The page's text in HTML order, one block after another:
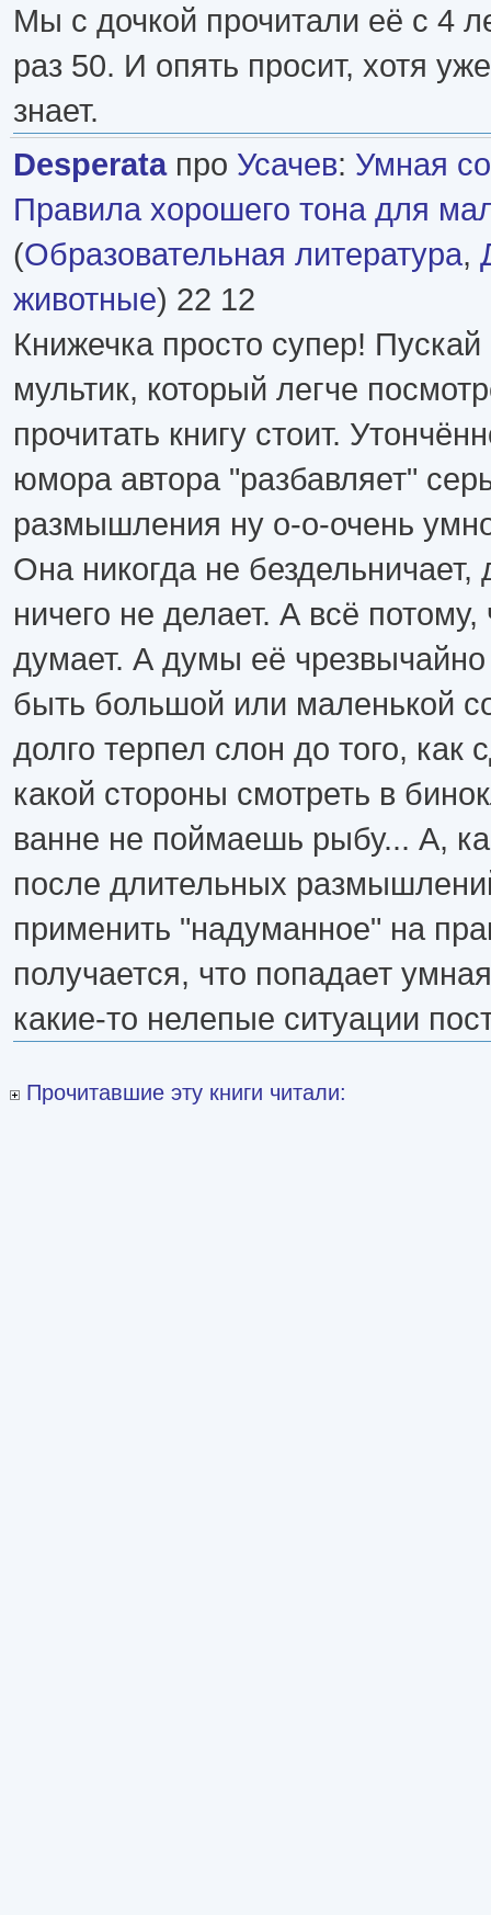
Мы с дочкой прочитали её с 4
раз 50. И опять просит, хотя
знает.
Desperataпро Усачев: Умная
Правила хорошего тона для
(Образовательная литература,
животные) 22 12
Книжечка просто супер!
мультик, который легче
прочитать книгу стоит.
юмора автора "разбавляет"
размышления ну о-о-очень
Она никогда не бездельничает,
ничего не делает. А всё потому,
думает. А думы её
быть большой или маленькой
долго терпел слон до того, как
какой стороны смотреть в
ванне не поймаешь рыбу... А,
после длительных
применить "надуманное" на
получается, что попадает
какие-то нелепые ситуации
Прочитавшие эту книги читали: